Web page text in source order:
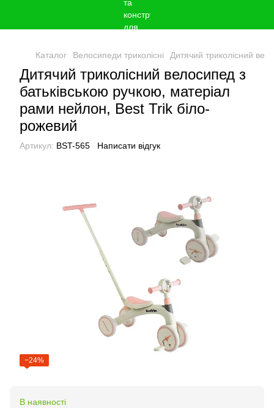
Каталог Велосипеди триколісні Дитячий триколісний
Дитячий триколісний велосипед з
батьківською ручкою, матеріал
рами нейлон, Best Trik біло-
рожевий
Артикул: BST-565 Написати відгук
−24%
В наявності